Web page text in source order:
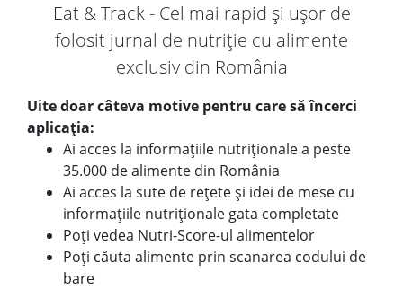
Eat & Track - Cel mai rapid și ușor de
folosit jurnal de nutriție cu alimente
exclusiv din România
Uite doar câteva motive pentru care să încerci
aplicația:
Ai acces la informațiile nutriționale a peste
35.000 de alimente din România
Ai acces la sute de rețete și idei de mese cu
informațiile nutriționale gata completate
Poți vedea Nutri-Score-ul alimentelor
Poți căuta alimente prin scanarea codului de
bare